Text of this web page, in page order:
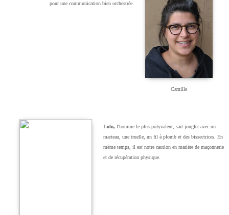
Camille
pour une communication bien orchestrée.
Lolo, l'homme le plus polyvalent, sait jongler avec un
marteau, une truelle, un fil à plomb et des bissectrices. En
même temps, il est notre caution en matière de maçonnerie
et de récupération physique.